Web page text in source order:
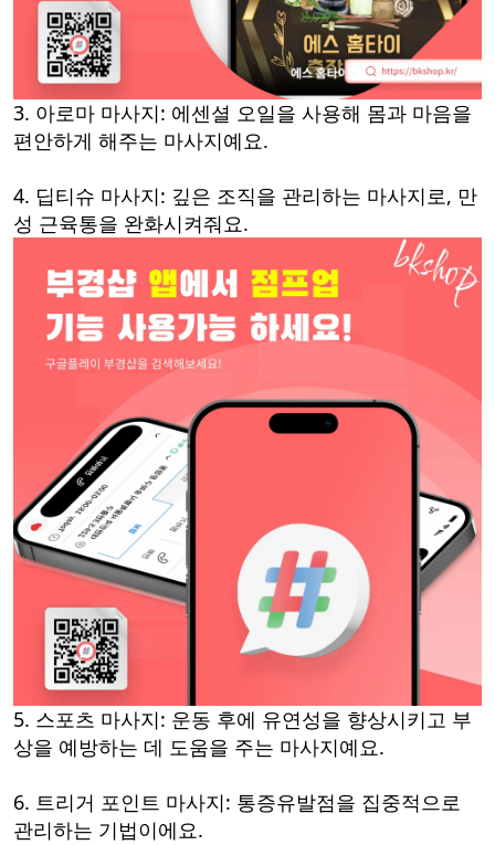
3. 아로마 마사지: 에센셜 오일을 사용해 몸과 마음을
편안하게 해주는 마사지예요.
4. 딥티슈 마사지: 깊은 조직을 관리하는 마사지로, 만
성 근육통을 완화시켜줘요.
5. 스포츠 마사지: 운동 후에 유연성을 향상시키고 부
상을 예방하는 데 도움을 주는 마사지예요.
6. 트리거 포인트 마사지: 통증유발점을 집중적으로
관리하는 기법이에요.